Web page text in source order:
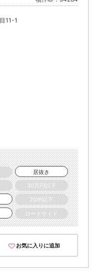
11-1
居抜き
30万円以下
20坪以下
ロードサイド
お気に入りに追加